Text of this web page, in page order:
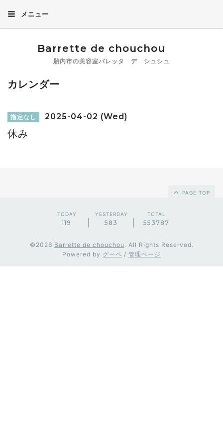
メニュー
Barrette de chouchou
胎内市の美容室バレッタ デ シュシュ
カレンダー
指定なし 2025-04-02 (Wed)
休み
PAGE TOP
TODAY
119
YESTERDAY
583
TOTAL
553787
©2026 Barrette de chouchou . All Rights Reserved.
Powered by グーペ / 管理ページ